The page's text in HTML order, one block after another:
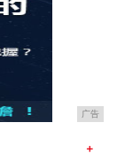
广告
＋